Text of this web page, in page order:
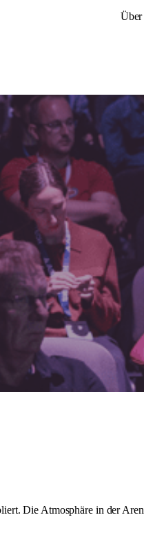
Über
Die Atmosphäre in der